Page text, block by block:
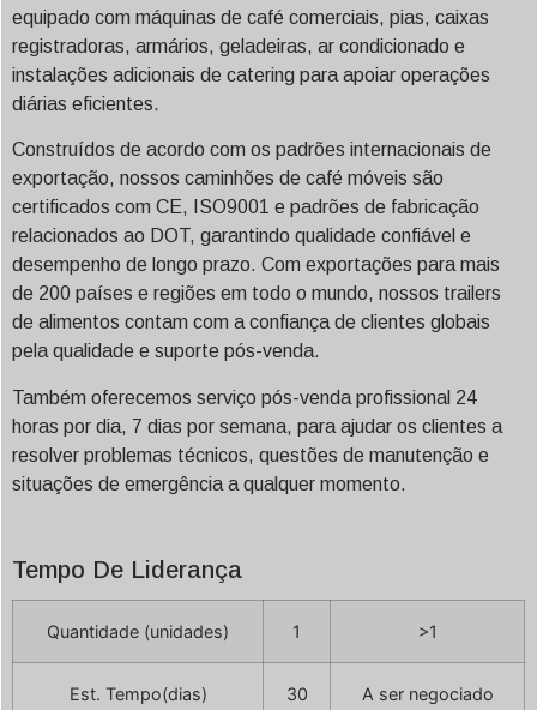
equipado com máquinas de café comerciais, pias, caixas
registradoras, armários, geladeiras, ar condicionado e
instalações adicionais de catering para apoiar operações
diárias eficientes.
Construídos de acordo com os padrões internacionais de
exportação, nossos caminhões de café móveis são
certificados com CE, ISO9001 e padrões de fabricação
relacionados ao DOT, garantindo qualidade confiável e
desempenho de longo prazo. Com exportações para mais
de 200 países e regiões em todo o mundo, nossos trailers
de alimentos contam com a confiança de clientes globais
pela qualidade e suporte pós-venda.
Também oferecemos serviço pós-venda profissional 24
horas por dia, 7 dias por semana, para ajudar os clientes a
resolver problemas técnicos, questões de manutenção e
situações de emergência a qualquer momento.
Tempo De Liderança
Quantidade (unidades) 1 >1
Est. Tempo(dias) 30 A ser negociado